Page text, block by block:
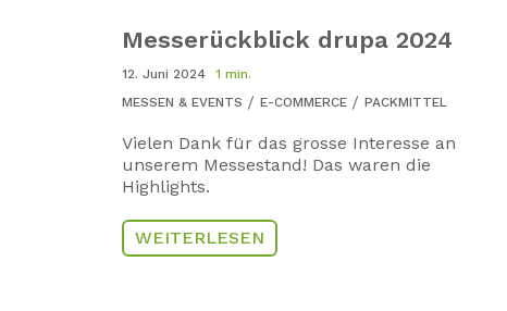
Messerückblick drupa 2024
12. Juni 2024
1 min.
MESSEN & EVENTS
E-COMMERCE PACKMITTEL
Vielen Dank für das grosse Interesse an
unserem Messestand! Das waren die
Highlights.
WEITERLESEN